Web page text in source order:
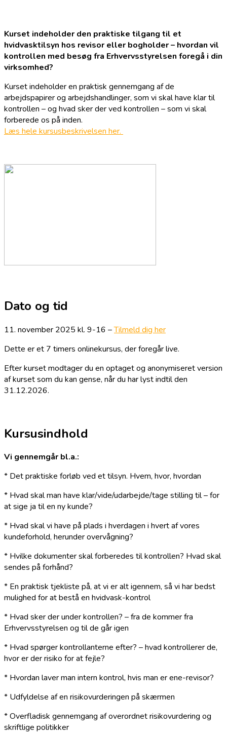
Kurset indeholder den praktiske tilgang til et
hvidvasktilsyn hos revisor eller bogholder – hvordan vil
kontrollen med besøg fra Erhvervsstyrelsen foregå i din
virksomhed?
Kurset indeholder en praktisk gennemgang af de
arbejdspapirer og arbejdshandlinger, som vi skal have klar til
kontrollen – og hvad sker der ved kontrollen – som vi skal
forberede os på inden.
Læs hele kursusbeskrivelsen her.
Dato og tid
11. november 2025 kl. 9-16 –Tilmeld dig her
Dette er et 7 timers onlinekursus, der foregår live.
Efter kurset modtager du en optaget og anonymiseret version
af kurset som du kan gense, når du har lyst indtil den
31.12.2026.
Kursusindhold
Vi gennemgår bl.a.:
* Det praktiske forløb ved et tilsyn. Hvem, hvor, hvordan
* Hvad skal man have klar/vide/udarbejde/tage stilling til – for
at sige ja til en ny kunde?
* Hvad skal vi have på plads i hverdagen i hvert af vores
kundeforhold, herunder overvågning?
* Hvilke dokumenter skal forberedes til kontrollen? Hvad skal
sendes på forhånd?
* En praktisk tjekliste på, at vi er alt igennem, så vi har bedst
mulighed for at bestå en hvidvask-kontrol
* Hvad sker der under kontrollen? – fra de kommer fra
Erhvervsstyrelsen og til de går igen
* Hvad spørger kontrollanterne efter? – hvad kontrollerer de,
hvor er der risiko for at fejle?
* Hvordan laver man intern kontrol, hvis man er ene-revisor?
* Udfyldelse af en risikovurderingen på skærmen
* Overfladisk gennemgang af overordnet risikovurdering og
skriftlige politikker